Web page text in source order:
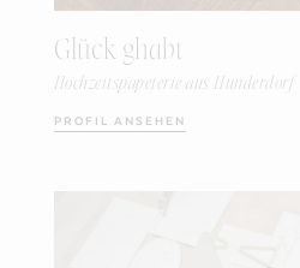
Glück ghabt
Hochzeitspapeterie aus Hunderdorf
PROFIL ANSEHEN